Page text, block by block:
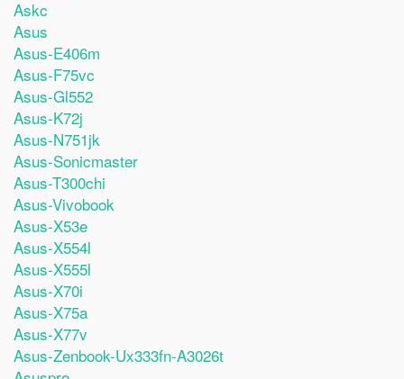
Askc
Asus
Asus-E406m
Asus-F75vc
Asus-Gl552
Asus-K72j
Asus-N751jk
Asus-Sonicmaster
Asus-T300chi
Asus-Vivobook
Asus-X53e
Asus-X554l
Asus-X555l
Asus-X70i
Asus-X75a
Asus-X77v
Asus-Zenbook-Ux333fn-A3026t